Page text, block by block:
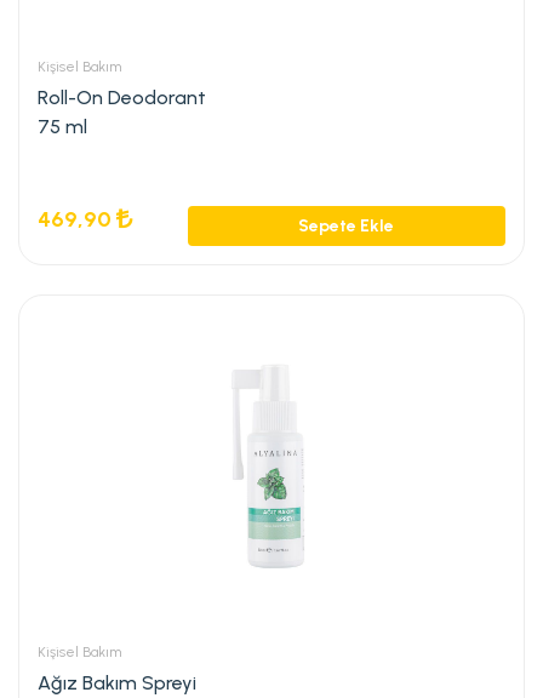
Kişisel Bakım
Roll-On Deodorant
75 ml
469,90 Sepete Ekle
Kişisel Bakım
Ağız Bakım Spreyi